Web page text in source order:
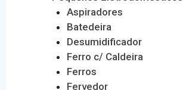
Aspiradores
Batedeira
Desumidificador
Ferro c/ Caldeira
Ferros
Fervedor